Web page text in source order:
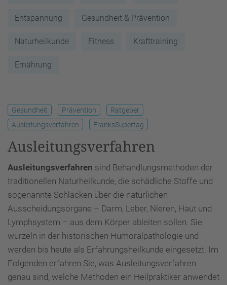
Entspannung Gesundheit & Prävention
Naturheilkunde Fitness Krafttraining
Ernährung
Gesundheit Prävention
Ratgeber
Ausleitungsverfahren
FranksSupertag
Ausleitungsverfahren
Ausleitungsverfahren sind Behandlungsmethoden der
traditionellen Naturheilkunde, die schädliche Stoffe und
sogenannte Schlacken über die natürlichen
Ausscheidungsorgane – Darm, Leber, Nieren, Haut und
Lymphsystem – aus dem Körper ableiten sollen. Sie
wurzeln in der historischen Humoralpathologie und
werden bis heute als Erfahrungsheilkunde eingesetzt. Im
Folgenden erfahren Sie, was Ausleitungsverfahren
genau sind, welche Methoden ein Heilpraktiker anwendet